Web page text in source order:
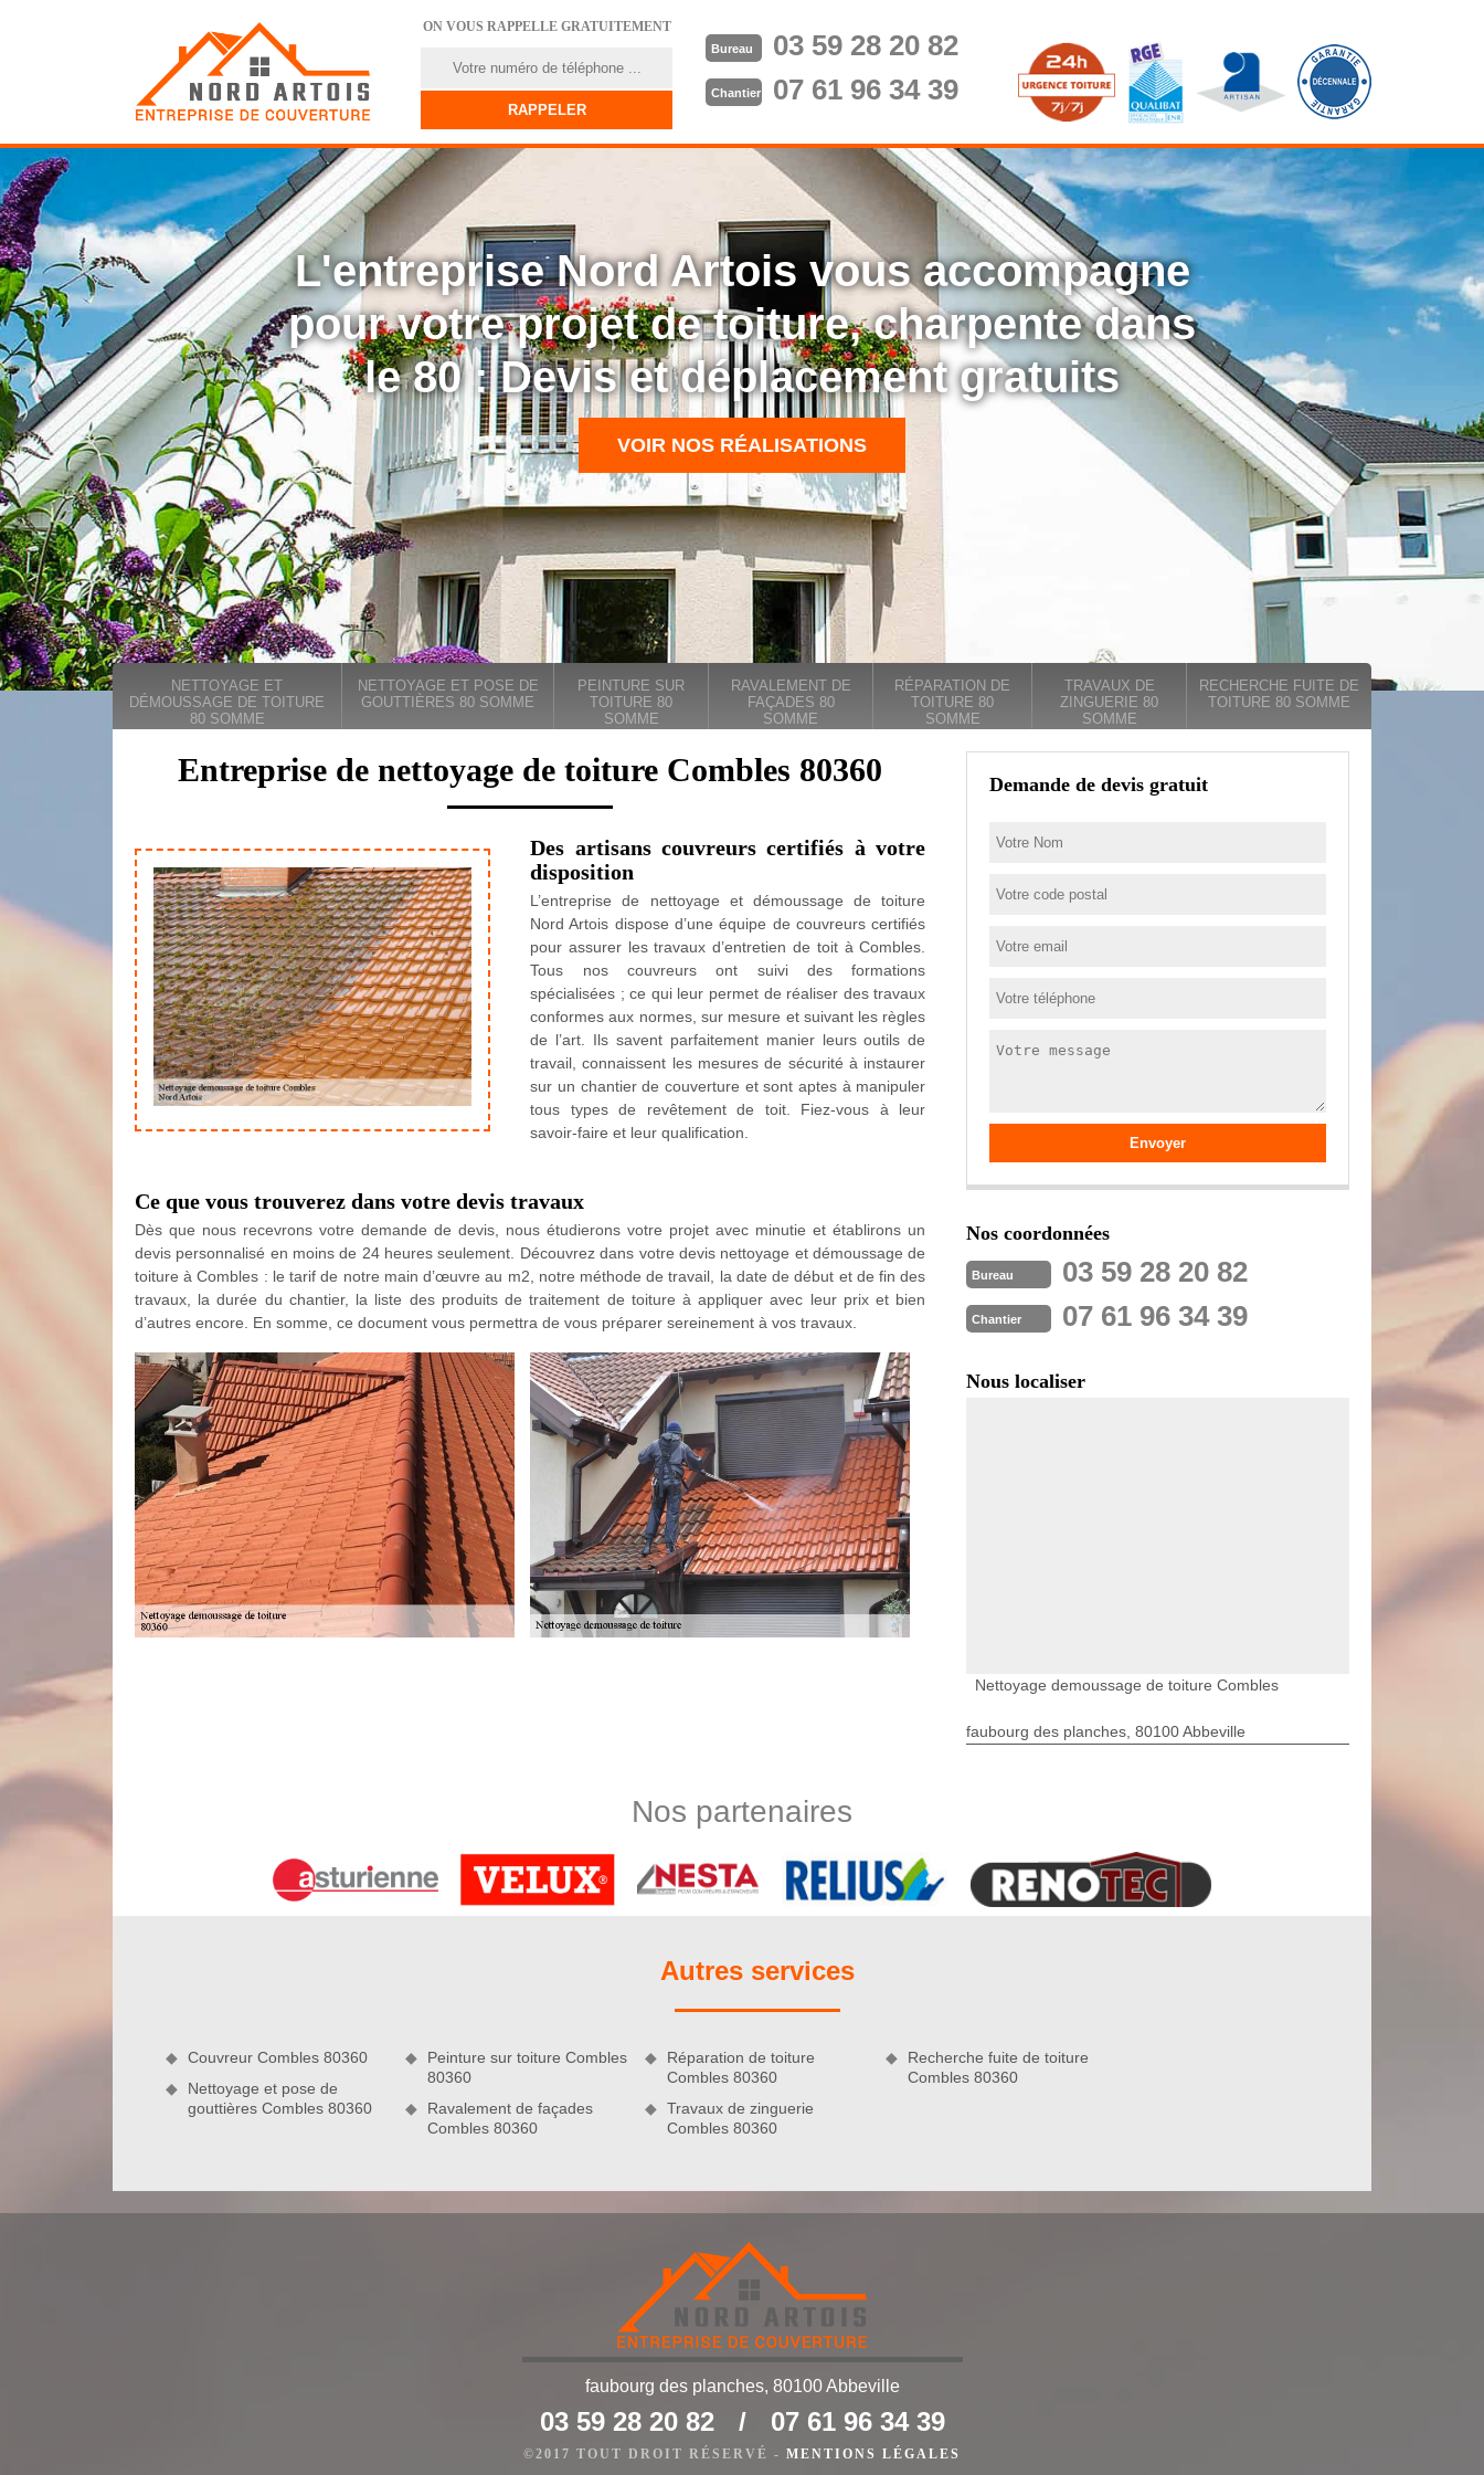
ON VOUS RAPPELLE GRATUITEMENT
Bureau 03 59 28 20 82
Chantier 07 61 96 34 39
L'entreprise Nord Artois vous accompagne
pour votre projet de toiture, charpente dans
le 80 : Devis et déplacement gratuits
VOIR NOS RÉALISATIONS
NETTOYAGE ET
DÉMOUSSAGE DE TOITURE
80 SOMME
NETTOYAGE ET POSE DE
GOUTTIÈRES 80 SOMME
PEINTURE SUR
TOITURE 80
SOMME
RAVALEMENT DE
FAÇADES 80
SOMME
RÉPARATION DE
TOITURE 80
SOMME
TRAVAUX DE
ZINGUERIE 80
SOMME
RECHERCHE FUITE DE
TOITURE 80 SOMME
Entreprise de nettoyage de toiture Combles 80360
Des artisans couvreurs certifiés à votre
disposition
L’entreprise de nettoyage et démoussage de toiture
Nord Artois dispose d’une équipe de couvreurs certifiés
pour assurer les travaux d’entretien de toit à Combles.
Tous nos couvreurs ont suivi des formations
spécialisées ; ce qui leur permet de réaliser des travaux
conformes aux normes, sur mesure et suivant les règles
de l’art. Ils savent parfaitement manier leurs outils de
travail, connaissent les mesures de sécurité à instaurer
sur un chantier de couverture et sont aptes à manipuler
tous types de revêtement de toit. Fiez-vous à leur
savoir-faire et leur qualification.
Ce que vous trouverez dans votre devis travaux
Dès que nous recevrons votre demande de devis, nous étudierons votre projet avec minutie et établirons un
devis personnalisé en moins de 24 heures seulement. Découvrez dans votre devis nettoyage et démoussage de
toiture à Combles : le tarif de notre main d’œuvre au m2, notre méthode de travail, la date de début et de fin des
travaux, la durée du chantier, la liste des produits de traitement de toiture à appliquer avec leur prix et bien
d’autres encore. En somme, ce document vous permettra de vous préparer sereinement à vos travaux.
votre toiture sera propre et éclatante. N’oubliez pas, il faut démousser votre toiture au moins une fois par an !
En tant que couvreur professionnel, notre établissement sait comment faire pour assurer un traitement de toiture
dans les règles de l’art. Il faut savoir que lors d’un nettoyage en profondeur de toit, nous réaliserons les
tandis que le traitement hydrofuge toiture permet de consolider l’étanchéité du toit. Après nos interventions,
Un résultat impeccable grâce à nos interventions de qualité
les végétaux parasitaires peuvent envahir votre toiture. Il est nécessaire de s’en débarrasser, non seulement
pour garder l’esthétique de votre habitation, mais aussi pour éviter les problèmes d’étanchéité. Normalement,
en une année. Le résultat sera une toiture parfaitement nette et renforcée en étanchéité. Confiez votre projet à
Demande de devis gratuit
Nos coordonnées
Bureau 03 59 28 20 82
Chantier 07 61 96 34 39
Nous localiser
Nettoyage demoussage de toiture Combles
faubourg des planches, 80100 Abbeville
Nos partenaires
Autres services
Couvreur Combles 80360
Nettoyage et pose de
gouttières Combles 80360
Peinture sur toiture Combles
80360
Ravalement de façades
Combles 80360
Réparation de toiture
Combles 80360
Travaux de zinguerie
Combles 80360
Recherche fuite de toiture
Combles 80360
faubourg des planches, 80100 Abbeville
03 59 28 20 82 / 07 61 96 34 39
©2017 TOUT DROIT RÉSERVÉ - MENTIONS LÉGALES